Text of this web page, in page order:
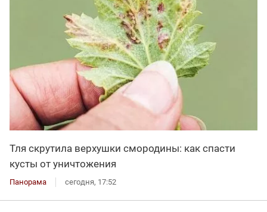
Тля скрутила верхушки смородины: как спасти
кусты от уничтожения
Панорама сегодня, 17:52